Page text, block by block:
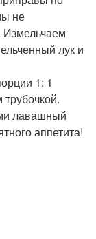
не
лук и
1: 1
лавашный
аппетита!